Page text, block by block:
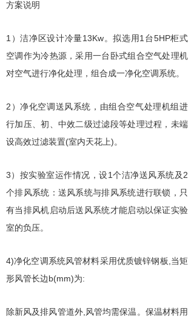
方案说明
1 ）洁净区设计冷量13Kw。拟选用 1 台5HP柜式
空调作为冷热源，采用一台卧式组合空气处理机
对空气进行净化处理，组合成一净化空调系统。
2 ）净化空调送风系统，由组合空气处理机组进
行加压、初、中效二级过滤段等处理过程，未端
设高效过滤装置(室内天花上)。
3 ）按实验室运作情况，设1 个洁净送风系统及2
个排风系统：送风系统与排风系统进行联锁，只
有当排风机启动后送风系统才能启动以保证实验
室的负压。
4)净化空调系统风管材料采用优质镀锌钢板 当矩
形风管长边 b(mm)为:
除新风及排风管道外, 风管均需保温。保温材料用